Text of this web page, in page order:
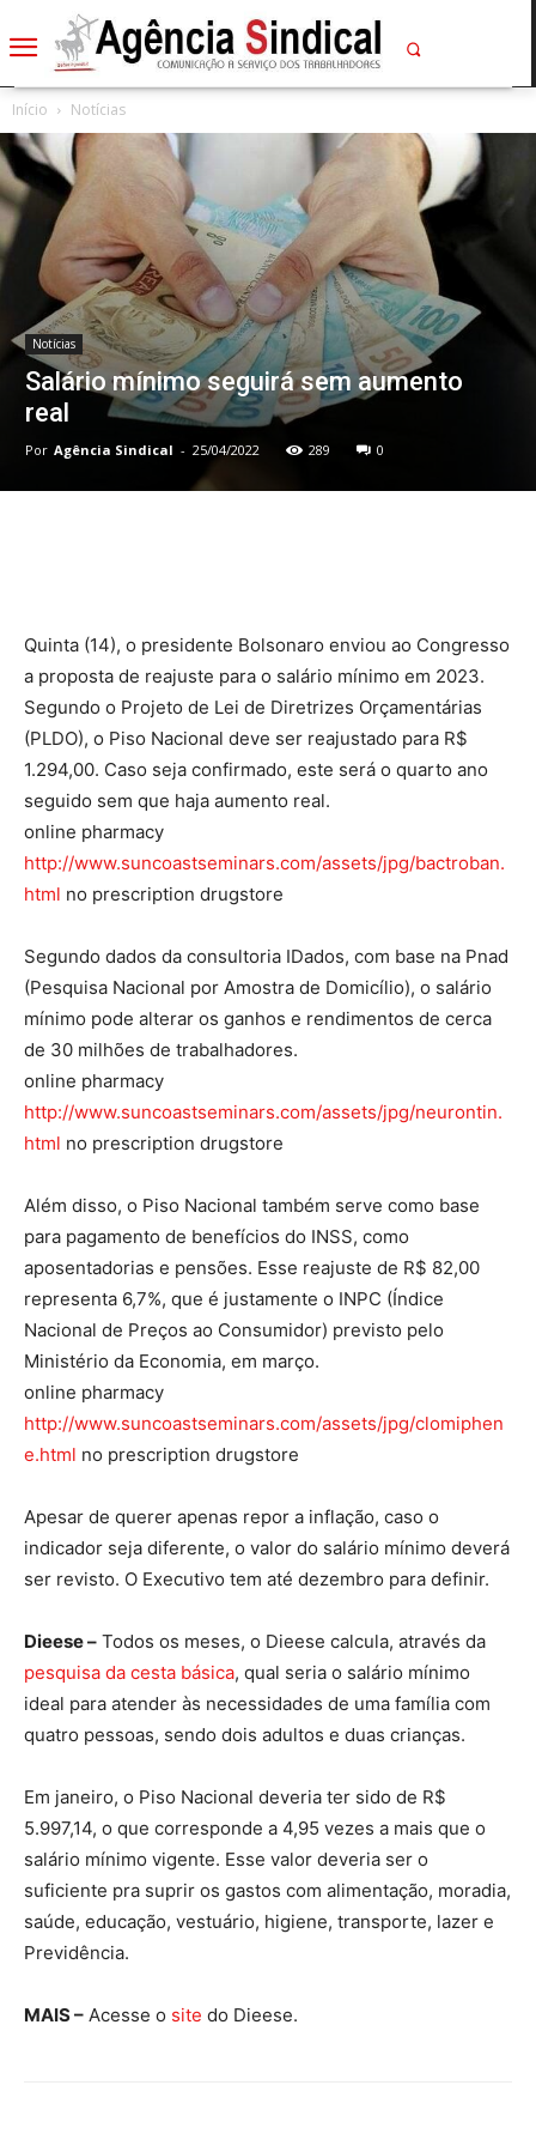
Início Notícias
Notícias
Salário mínimo seguirá sem aumento
real
Por Agência Sindical - 25/04/2022 289 0
Quinta (14), o presidente Bolsonaro enviou ao Congresso
a proposta de reajuste para o salário mínimo em 2023.
Segundo o Projeto de Lei de Diretrizes Orçamentárias
(PLDO), o Piso Nacional deve ser reajustado para R$
1.294,00. Caso seja confirmado, este será o quarto ano
seguido sem que haja aumento real.
online pharmacy
http://www.suncoastseminars.com/assets/jpg/bactroban.
html no prescription drugstore
Segundo dados da consultoria IDados, com base na Pnad
(Pesquisa Nacional por Amostra de Domicílio), o salário
mínimo pode alterar os ganhos e rendimentos de cerca
de 30 milhões de trabalhadores.
online pharmacy
http://www.suncoastseminars.com/assets/jpg/neurontin.
html no prescription drugstore
Além disso, o Piso Nacional também serve como base
para pagamento de benefícios do INSS, como
aposentadorias e pensões. Esse reajuste de R$ 82,00
representa 6,7%, que é justamente o INPC (Índice
Nacional de Preços ao Consumidor) previsto pelo
Ministério da Economia, em março.
online pharmacy
http://www.suncoastseminars.com/assets/jpg/clomiphen
e.html no prescription drugstore
Apesar de querer apenas repor a inflação, caso o
indicador seja diferente, o valor do salário mínimo deverá
ser revisto. O Executivo tem até dezembro para definir.
Dieese – Todos os meses, o Dieese calcula, através da
pesquisa da cesta básica, qual seria o salário mínimo
ideal para atender às necessidades de uma família com
quatro pessoas, sendo dois adultos e duas crianças.
Em janeiro, o Piso Nacional deveria ter sido de R$
5.997,14, o que corresponde a 4,95 vezes a mais que o
salário mínimo vigente. Esse valor deveria ser o
suficiente pra suprir os gastos com alimentação, moradia,
saúde, educação, vestuário, higiene, transporte, lazer e
Previdência.
MAIS – Acesse o site do Dieese.